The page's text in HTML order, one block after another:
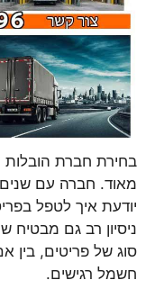
בחירת חברת הובלות
מאוד. חברה עם שנים
יודעת איך לטפל
ניסיון רב גם
סוג של פריטים, בין
חשמל רגישים.